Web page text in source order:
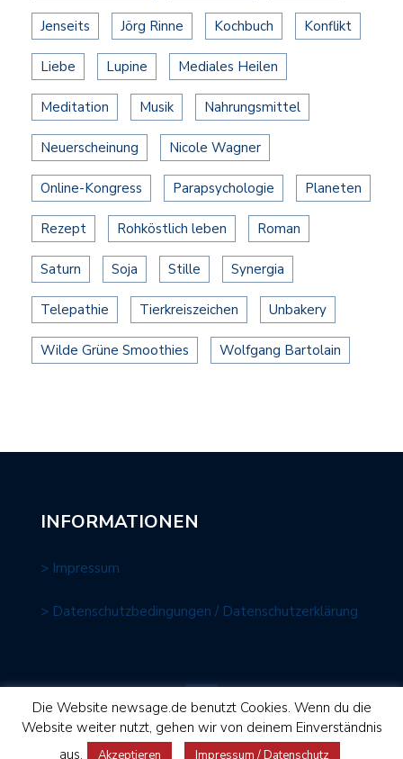
Jenseits Jörg Rinne Kochbuch Konflikt
Liebe Lupine Mediales Heilen
Meditation Musik Nahrungsmittel
Neuerscheinung Nicole Wagner
Online-Kongress Parapsychologie Planeten
Rezept Rohköstlich leben Roman
Saturn Soja Stille Synergia
Telepathie Tierkreiszeichen Unbakery
Wilde Grüne Smoothies Wolfgang Bartolain
INFORMATIONEN
> Impressum
> Datenschutzbedingungen / Datenschutzerklärung
NEWS AGE Media GmbH © 2026 | Gestaltung und Umsetzung:
Die Website newsage.de benutzt Cookies. Wenn du die
Website weiter nutzt, gehen wir von deinem Einverständnis
aus.
Akzeptieren Impressum / Datenschutz